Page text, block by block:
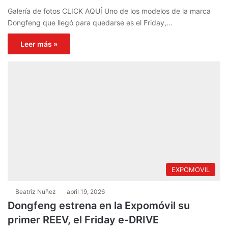
Galería de fotos CLICK AQUÍ Uno de los modelos de la marca
Dongfeng que llegó para quedarse es el Friday,…
Leer más »
EXPOMOVIL
Beatriz Nuñez abril 19, 2026
Dongfeng estrena en la Expomóvil su
primer REEV, el Friday e-DRIVE